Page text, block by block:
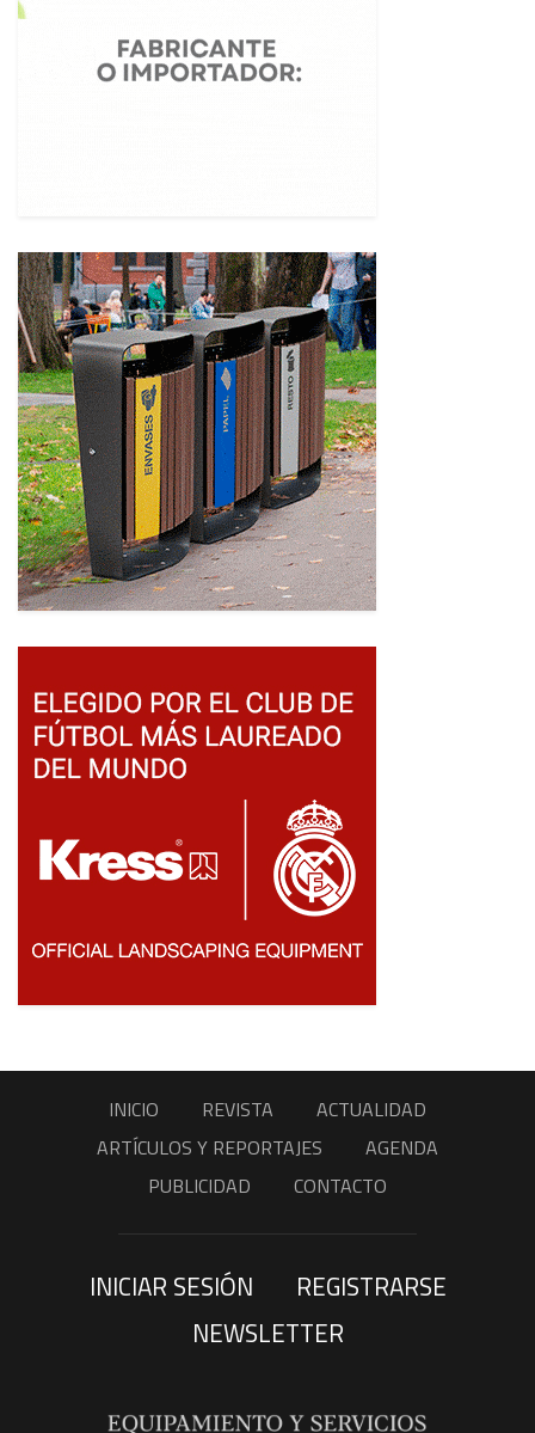
INICIO REVISTA
ACTUALIDAD
ARTÍCULOS Y REPORTAJES
AGENDA
PUBLICIDAD
CONTACTO
INICIAR SESIÓN
REGISTRARSE
NEWSLETTER